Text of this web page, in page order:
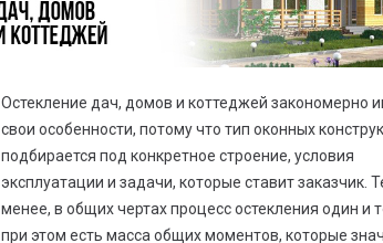
Остекление дач, домов и коттеджей закономерно
свои особенности, потому что тип оконных
подбирается под конкретное строение, условия
эксплуатации и задачи, которые ставит заказчик.
менее, в общих чертах процесс остекления один и
при этом есть масса общих моментов, которые